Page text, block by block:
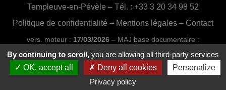
Templeuve-en-Pévèle – Tél. : +33 3 20 34 98 52
Politique de confidentialité – Mentions légales – Contact
vers. moteur : 17/03/2026 – MAJ base documentaire :
03/07/2026 16:46:24
Conception et réalisation :Web20MIP.fr
By continuing to scroll, you are allowing all third-party services
OK, accept all
Deny all cookies
Personalize
Privacy policy